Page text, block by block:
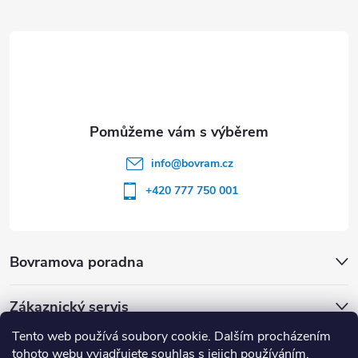
Tento web používá soubory cookie. Dalším procházením
tohoto webu vyjadřujete souhlas s jejich používáním.
Bovramova poradna
Zákaznický servis
info@bovram.cz
+420 777 750 001